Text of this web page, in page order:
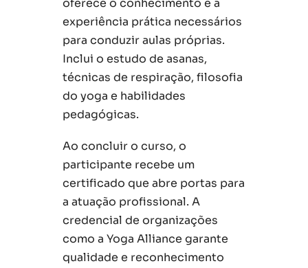
oferece o conhecimento e a
experiência prática necessários
para conduzir aulas próprias.
Inclui o estudo de asanas,
técnicas de respiração, filosofia
do yoga e habilidades
pedagógicas.
Ao concluir o curso, o
participante recebe um
certificado que abre portas para
a atuação profissional. A
credencial de organizações
como a Yoga Alliance garante
qualidade e reconhecimento